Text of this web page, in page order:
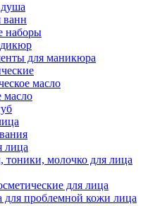
душа
ванн
наборы
для маникюра
масло
масло
лица
тоники, молочко для лица
для лица
для проблемной кожи лица